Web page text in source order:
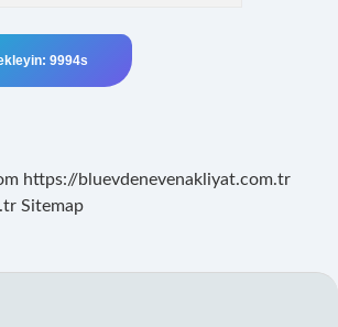
https://bluevdenevenakliyat.com.tr
Sitemap